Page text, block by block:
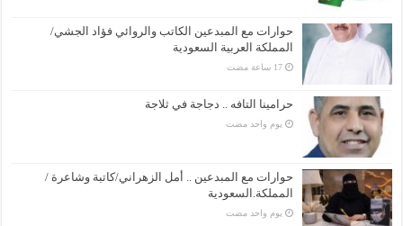
حوارات مع المبدعين الكاتب والروائي فؤاد الجشي/
المملكة العربية السعودية
‏17 ساعة مضت
حرامينا التافه .. دجاجة في ثلاجة
‏يوم واحد مضت
حوارات مع المبدعين .. أمل الزهراني/كاتبة وشاعرة /
المملكة.السعودية
‏يوم واحد مضت